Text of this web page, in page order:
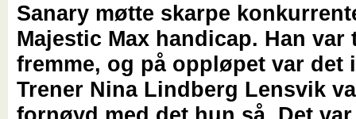
Sanary møtte skarpe
Majestic Max handicap. Han var
fremme, og på oppløpet var det
Trener Nina Lindberg Lensvik